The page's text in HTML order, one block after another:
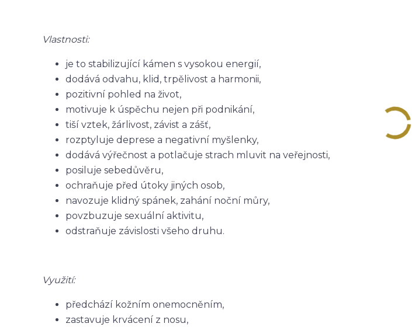
Vlastnosti:
je to stabilizující kámen s vysokou energií,
dodává odvahu, klid, trpělivost a harmonii,
pozitivní pohled na život,
motivuje k úspěchu nejen při podnikání,
tiší vztek, žárlivost, závist a zášť,
rozptyluje deprese a negativní myšlenky,
dodává výřečnost a potlačuje strach mluvit na veřejnosti,
posiluje sebedůvěru,
ochraňuje před útoky jiných osob,
navozuje klidný spánek, zahání noční můry,
povzbuzuje sexuální aktivitu,
odstraňuje závislosti všeho druhu.
Využití:
předchází kožním onemocněním,
zastavuje krvácení z nosu,